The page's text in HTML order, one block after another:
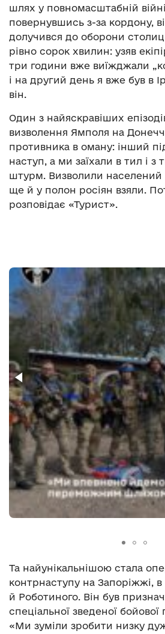
шлях у повномасштабній
повернувшись з-за кордону,
долучився до оборони
рівно сорок хвилин: узяв
три години вже виїжджали
і на другий день я вже був в
він.
Один з найяскравіших
визволення Ямполя на
противника в оману: інший
наступ, а ми заїхали в тил і з
штурм. Визволили населений
ще й у полон росіян взяли.
розповідає «Турист».
Та найунікальнішою стала
контрнаступу на Запоріжжі,
й Роботиного. Він був
спеціальної зведеної бойової
«Ми зуміли зробити низку